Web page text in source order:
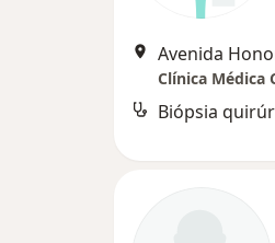
Clínica Médica